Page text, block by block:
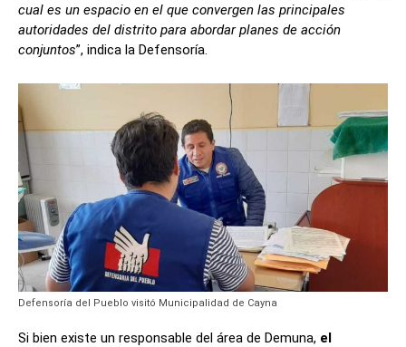
cual es un espacio en el que convergen las principales
autoridades del distrito para abordar planes de acción
conjuntos”, indica la Defensoría.
Defensoría del Pueblo visitó Municipalidad de Cayna
Si bien existe un responsable del área de Demuna, el